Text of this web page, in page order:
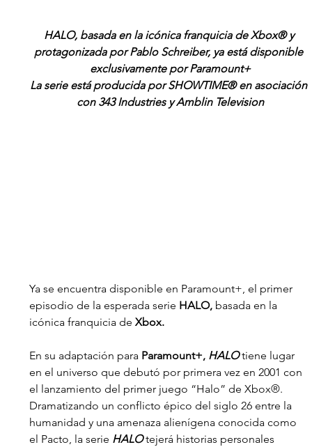
HALO, basada en la icónica franquicia de Xbox® y
protagonizada por Pablo Schreiber, ya está disponible
exclusivamente por Paramount+
La serie está producida por SHOWTIME® en asociación
con 343 Industries y Amblin Television
Ya se encuentra disponible en Paramount+, el primer
episodio de la esperada serie HALO, basada en la
icónica franquicia de Xbox.
En su adaptación para Paramount+, HALO tiene lugar
en el universo que debutó por primera vez en 2001 con
el lanzamiento del primer juego “Halo” de Xbox®.
Dramatizando un conflicto épico del siglo 26 entre la
humanidad y una amenaza alienígena conocida como
el Pacto, la serie HALO tejerá historias personales